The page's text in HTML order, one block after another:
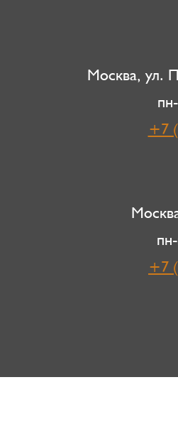
Москва, ул.
+7
+7